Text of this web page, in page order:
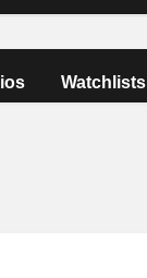
Watchlists